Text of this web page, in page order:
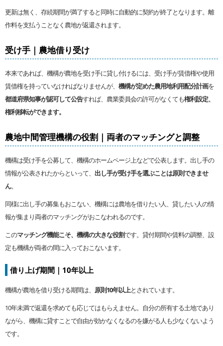
更新は無く、存続期間が満了すると同時に自動的に契約が終了となります。離
作料を支払うことなく農地が返還されます。
受け手｜農地借り受け
本来であれば、機構が農地を受け手に貸し付けるには、受け手が賃借権や使用
賃借権を持っていなければなりませんが、 機構が定めた農用地利用配分計画を
都道府県知事が認可して公告すれば、農業委員会の許可がなくても権利設定、
権利移転ができます。
農地中間管理機構の役割｜両者のマッチングと調整
機構は受け手を公募して、機構のホームページ上などで公表します。出し手の
情報が公表されたからといって、 出し手が受け手を選ぶことは原則できませ
ん。
同様に出し手の募集もおこない、機構には農地を借りたい人、貸したい人の情
報が集まり両者のマッチングがおこなわれるのです。
このマッチング機能こそ、機構の大きな役割です。貸付期間や賃料の調整、設
定も機構が両者の間に入っておこないます。
借り上げ期間｜10年以上
機構が農地を借り受ける期間は、 原則10年以上とされています。
10年未満で返還を求めても応じてはもらえません。自分の所有する土地であり
ながら、機構に貸すことで自由が効かなくなるのを嫌がる人も少なくないよう
です。